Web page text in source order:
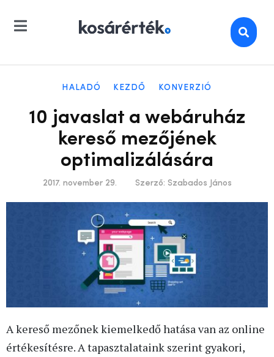
HALADÓ KEZDŐ KONVERZIÓ
10 javaslat a webáruház
kereső mezőjének
optimalizálására
2017. november 29. Szerző: Szabados János
A kereső mezőnek kiemelkedő hatása van az online
értékesítésre. A tapasztalataink szerint gyakori,